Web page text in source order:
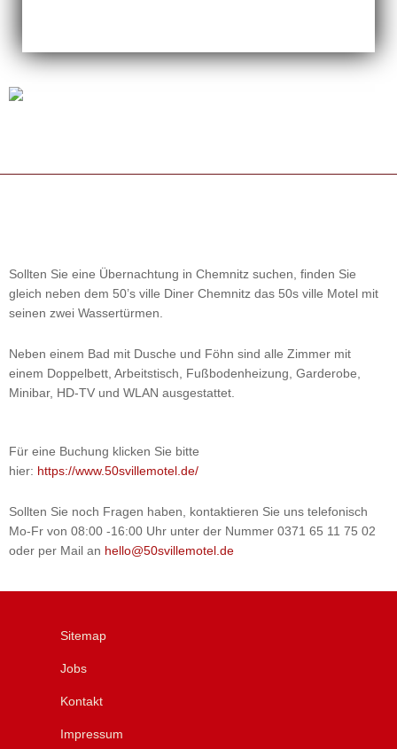
Sollten Sie eine Übernachtung in Chemnitz suchen, finden Sie
gleich neben dem 50’s ville Diner Chemnitz das 50s ville Motel mit
seinen zwei Wassertürmen.
Neben einem Bad mit Dusche und Föhn sind alle Zimmer mit
einem Doppelbett, Arbeitstisch, Fußbodenheizung, Garderobe,
Minibar, HD-TV und WLAN ausgestattet.
Für eine Buchung klicken Sie bitte
hier: https://www.50svillemotel.de/
Sollten Sie noch Fragen haben, kontaktieren Sie uns telefonisch
Mo-Fr von 08:00 -16:00 Uhr unter der Nummer 0371 65 11 75 02
oder per Mail an hello@50svillemotel.de
Sitemap
Jobs
Kontakt
Impressum